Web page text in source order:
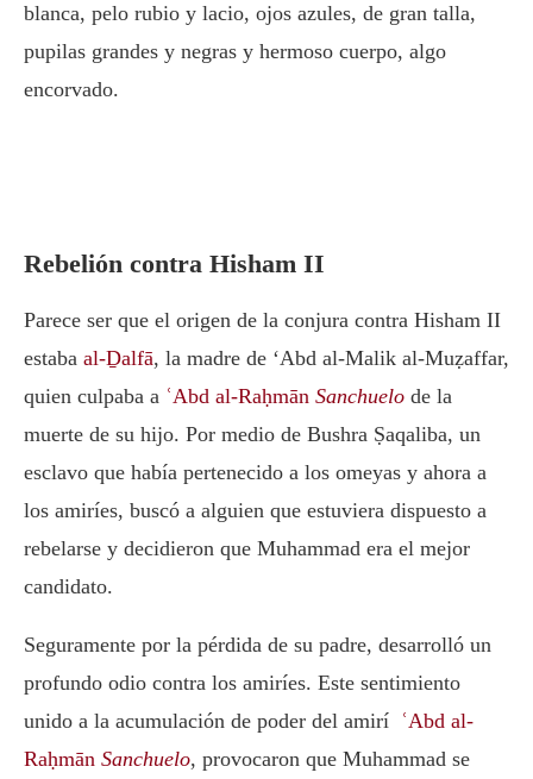
blanca, pelo rubio y lacio, ojos azules, de gran talla,
pupilas grandes y negras y hermoso cuerpo, algo
encorvado.
Rebelión contra Hisham II
Parece ser que el origen de la conjura contra Hisham II
estaba al-Ḏalfā, la madre de ‘Abd al-Malik al-Muẓaffar,
quien culpaba a ʿAbd al-Raḥmān Sanchuelo de la
muerte de su hijo. Por medio de Bushra Ṣaqaliba, un
esclavo que había pertenecido a los omeyas y ahora a
los amiríes, buscó a alguien que estuviera dispuesto a
rebelarse y decidieron que Muhammad era el mejor
candidato.
Seguramente por la pérdida de su padre, desarrolló un
profundo odio contra los amiríes. Este sentimiento
unido a la acumulación de poder del amirí ʿAbd al-
Raḥmān Sanchuelo, provocaron que Muhammad se